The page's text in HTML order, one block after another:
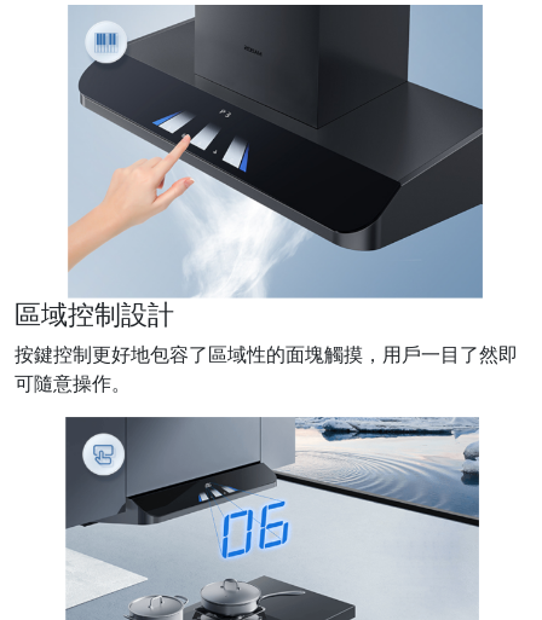
區域控制設計
按鍵控制更好地包容了區域性的面塊觸摸，用戶一目了然即
可隨意操作。